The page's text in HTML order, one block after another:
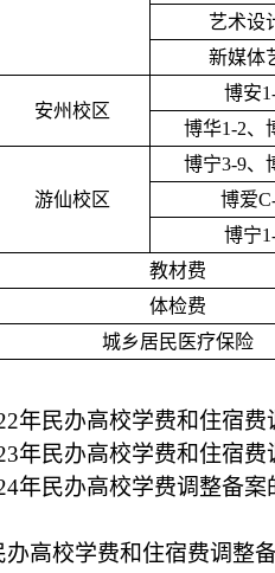
艺术设
新媒体
安州校区
博安
博华1-2、
游仙校区
博宁3-9、
博爱
博宁
教材费
体检费
城乡居民医疗保险
年民办高校学费和住宿费
年民办高校学费和住宿费
年民办高校学费调整备案
办高校学费和住宿费调整